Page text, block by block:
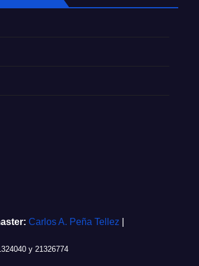
Carlos A. Peña Tellez
y 21326774